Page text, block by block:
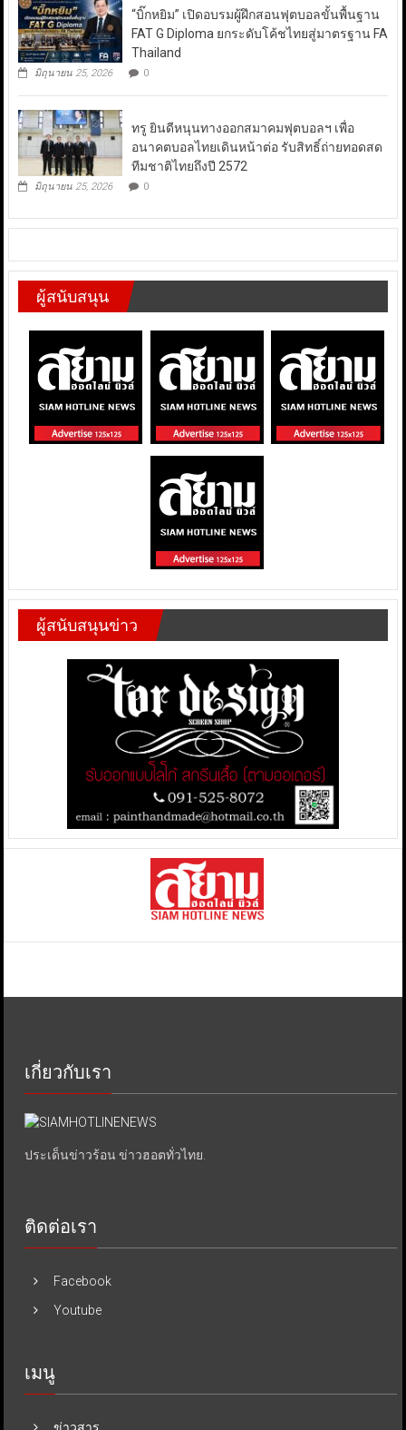
“บิ๊กหยิม” เปิดอบรมผู้ฝึกสอนฟุตบอลขั้นพื้นฐาน
FAT G Diploma ยกระดับโค้ชไทยสู่มาตรฐาน FA
Thailand
มิถุนายน 25, 2026 0
ทรู ยินดีหนุนทางออกสมาคมฟุตบอลฯ เพื่อ
อนาคตบอลไทยเดินหน้าต่อ รับสิทธิ์ถ่ายทอดสด
ทีมชาติไทยถึงปี 2572
มิถุนายน 25, 2026 0
ผู้สนับสนุน
ผู้สนับสนุนข่าว
เกี่ยวกับเรา
ประเด็นข่าวร้อน ข่าวฮอตทั่วไทย.
ติดต่อเรา
Facebook
Youtube
เมนู
ข่าวสาร